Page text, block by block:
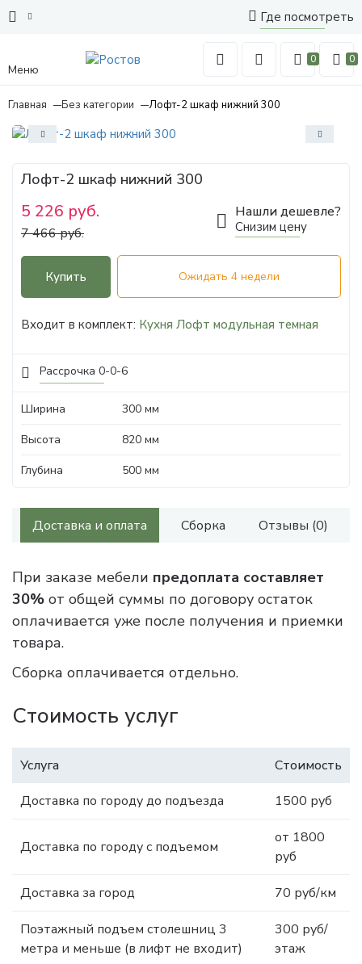
Где посмотреть
Меню
0 0
Главная Без категории Лофт-2 шкаф нижний 300
Рассрочка 0-0-6
Лофт-2 шкаф нижний 300
5 226 руб.
7 466 руб.
Нашли дешевле?
Снизим цену
Купить Ожидать 4 недели
Входит в комплект: Кухня Лофт модульная темная
Ширина
300 мм
Высота
820 мм
Глубина
500 мм
Доставка и оплата Сборка Отзывы (0)
При заказе мебели предоплата составляет
30% от общей суммы по договору остаток
оплачивается уже после получения и приемки
товара.
Сборка оплачивается отдельно.
Стоимость услуг
Услуга
Стоимость
Доставка по городу до подъезда
1500 руб
Доставка по городу с подъемом
от 1800
руб
Доставка за город 70 руб/км
Поэтажный подъем столешниц 3
метра и меньше (в лифт не входит)
300 руб/
этаж